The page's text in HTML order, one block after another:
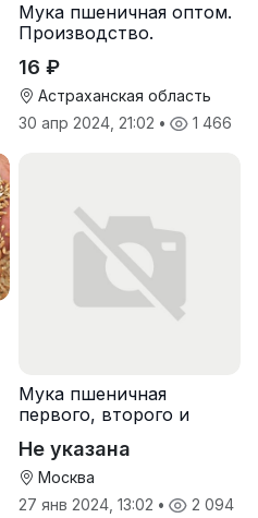
Мука пшеничная оптом.
Производство.
16 ₽
Астраханская область
30 апр 2024, 21:02 • 1 466
Мука пшеничная
первого, второго и
Не указана
Москва
27 янв 2024, 13:02 • 2 094